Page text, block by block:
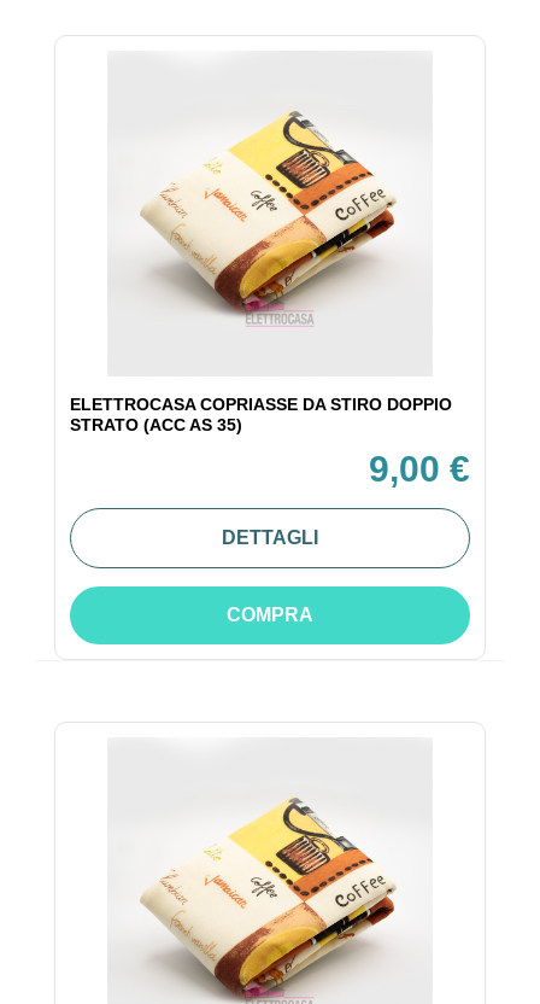
ELETTROCASA COPRIASSE DA STIRO DOPPIO
STRATO (ACC AS 35)
9,00 €
DETTAGLI
COMPRA